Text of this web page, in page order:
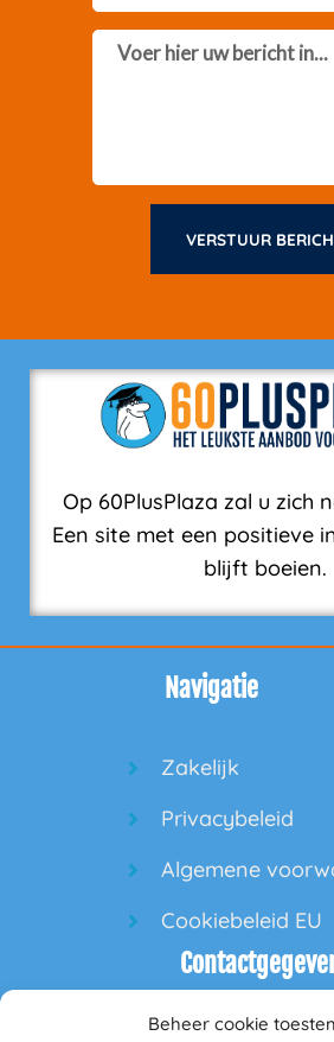
Beheer cookie
Message
VERSTUUR
Op 60PlusPlaza zal u zich
Een site met een positieve
blijft boeien.
Navigatie
Zakelijk
Privacybeleid
Algemene
Cookiebeleid EU